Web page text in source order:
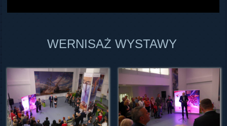
WERNISAŻ WYSTAWY